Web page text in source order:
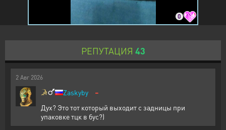
0
РЕПУТАЦИЯ 43
2 Авг 2026
Zaskyby -
Дух? Это тот который выходит с задницы при
упаковке тцк в бус?)